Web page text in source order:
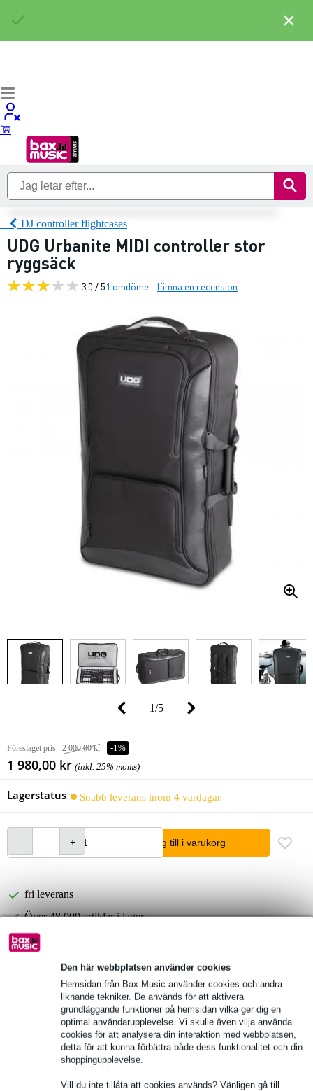
Den här webbplatsen använder cookies
Hemsidan från Bax Music använder cookies och andra
liknande tekniker. De används för att aktivera
grundläggande funktioner på hemsidan vilka ger dig en
optimal användarupplevelse. Vi skulle även vilja använda
cookies för att analysera din interaktion med webbplatsen,
detta för att kunna förbättra både dess funktionalitet och din
shoppingupplevelse.
Vill du inte tillåta att cookies används? Vänligen gå till
DJ controller flightcases
UDG Urbanite MIDI controller stor
ryggsäck
3,0 / 51 omdöme lämna en recension
1/5
Föreslaget pris 2 000,00 kr -1%
1 980,00 kr (inkl. 25% moms)
Lagerstatus Snabb leverans inom 4 vardagar
lägg till i varukorg
fri leverans
Över 48 000 artiklar i lager
1 250 ledande varumärken
Produktinformation
MIDI-controller ryggsäck stor
material: 600D polyester
×